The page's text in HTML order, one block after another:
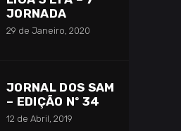
JORNADA
29 de Janeiro, 2020
JORNAL DOS SAM
– EDIÇÃO Nº 34
12 de Abril, 2019